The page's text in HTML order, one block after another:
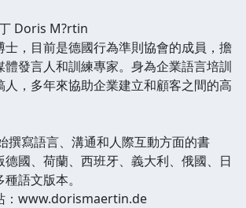
Doris M?rtin
士，目前是德國行為準則協會的成員，擔
體發言人和訓練專家。身為企業語言培訓
人，多年來協助企業建立和顧客之間的高
撰寫語言、溝通和人際互動方面的書
德國、荷蘭、西班牙、義大利、俄國、日
語文版本。
：www.dorismaertin.de